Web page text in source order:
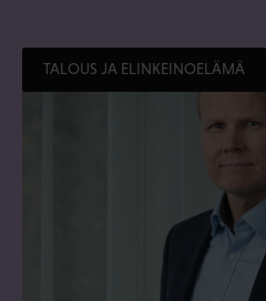
TALOUS JA ELINKEINOELÄMÄ